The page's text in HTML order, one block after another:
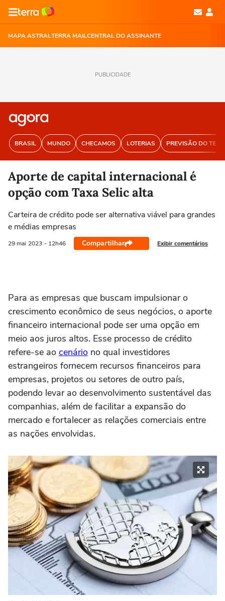
MAPA ASTRALTERRA MAILCENTRAL DO ASSINANTE
PUBLICIDADE
BRASIL MUNDO CHECAMOS LOTERIAS PREVISÃO DO
Aporte de capital internacional é
opção com Taxa Selic alta
Carteira de crédito pode ser alternativa viável para grandes
e médias empresas
29 mai 2023 - 12h46 Compartilhar Exibir comentários
Para as empresas que buscam impulsionar o
crescimento econômico de seus negócios, o aporte
financeiro internacional pode ser uma opção em
meio aos juros altos. Esse processo de crédito
refere-se ao cenário no qual investidores
estrangeiros fornecem recursos financeiros para
empresas, projetos ou setores de outro país,
podendo levar ao desenvolvimento sustentável das
companhias, além de facilitar a expansão do
mercado e fortalecer as relações comerciais entre
as nações envolvidas.